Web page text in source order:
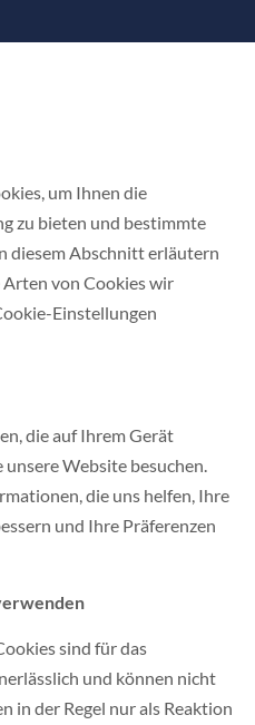
um Ihnen die
zu bieten und bestimmte
diesem Abschnitt erläutern
Arten von Cookies wir
Einstellungen
die auf Ihrem Gerät
unsere Website besuchen.
die uns helfen, Ihre
und Ihre Präferenzen
sind für das
und können nicht
in der Regel nur als Reaktion